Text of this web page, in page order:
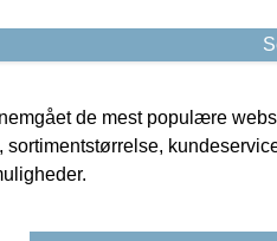
de mest populære
sortimentstørrelse,